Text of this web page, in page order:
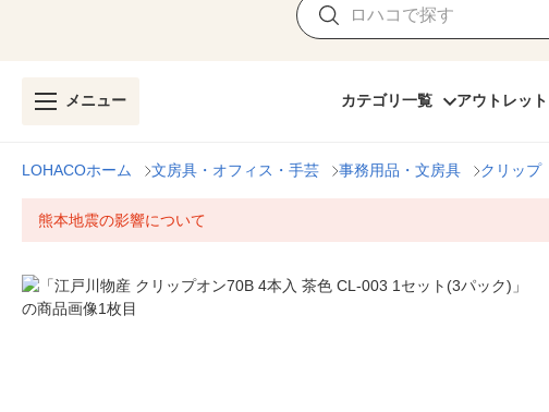
メニュー カテゴリ一覧 アウトレット
LOHACOホーム 文房具・オフィス・手芸 事務用品・文房具 クリップ
熊本地震の影響について